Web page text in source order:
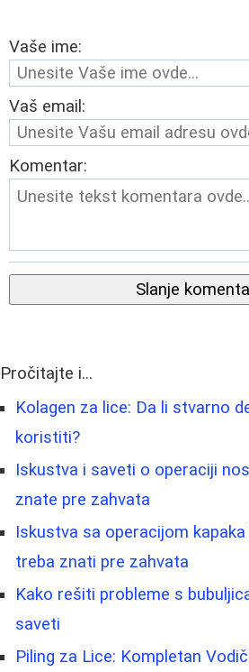
Vaše ime:
Vaš email:
Komentar:
Slanje
Pročitajte i...
Kolagen za lice: Da li stvarno
koristiti?
Iskustva i saveti o operaciji
znate pre zahvata
Iskustva sa operacijom
treba znati pre zahvata
Kako rešiti probleme s
saveti
Piling za Lice: Kompletan